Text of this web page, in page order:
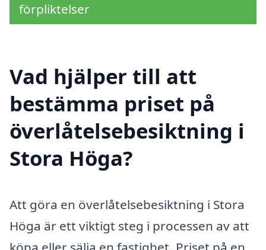
förpliktelser
Vad hjälper till att
bestämma priset på
överlåtelsebesiktning i
Stora Höga?
Att göra en överlåtelsebesiktning i Stora
Höga är ett viktigt steg i processen av att